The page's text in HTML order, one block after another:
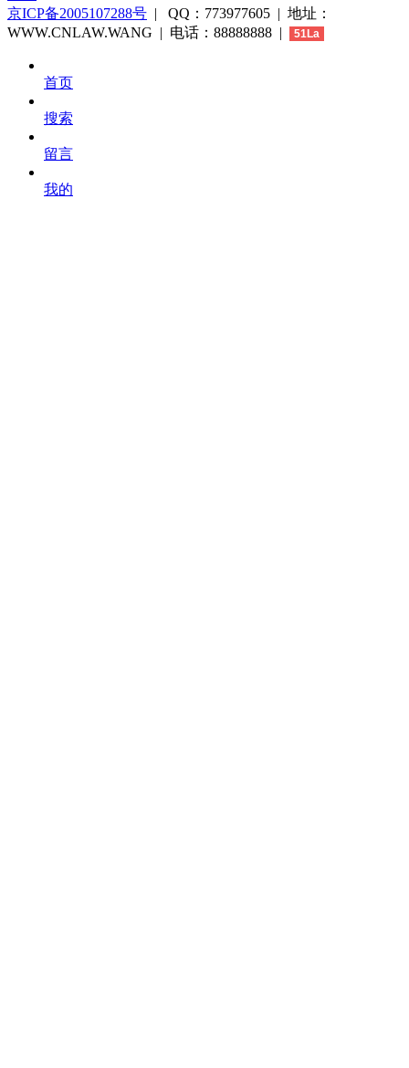
京ICP备2005107288号 | QQ：773977605 | 地址：
WWW.CNLAW.WANG | 电话：88888888 |
51La
首页
搜索
留言
我的